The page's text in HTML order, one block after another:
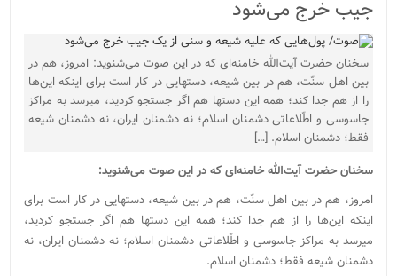
جیب خرج می‌شود
سخنان حضرت آیت‌الله خامنه‌ای که در این صوت می‌شنوید: امروز، هم در
بین اهل سنّت، هم در بین شیعه، دستهایی در کار است برای اینکه این‌ها
را از هم جدا کند؛ همه‌ این دستها هم اگر جستجو کردید، میرسد به مراکز
جاسوسی و اطّلاعاتی دشمنان اسلام؛ نه دشمنان ایران، نه دشمنان شیعه
فقط؛ دشمنان اسلام. […]
سخنان حضرت آیت‌الله خامنه‌ای که در این صوت می‌شنوید:
امروز، هم در بین اهل سنّت، هم در بین شیعه، دستهایی در کار است برای
اینکه این‌ها را از هم جدا کند؛ همه‌ این دستها هم اگر جستجو کردید،
میرسد به مراکز جاسوسی و اطّلاعاتی دشمنان اسلام؛ نه دشمنان ایران، نه
دشمنان شیعه فقط؛ دشمنان اسلام.